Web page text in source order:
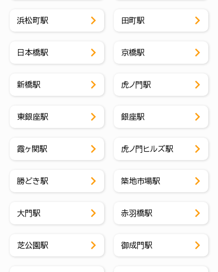
浜松町駅 田町駅
日本橋駅 京橋駅
新橋駅 虎ノ門駅
東銀座駅 銀座駅
霞ヶ関駅 虎ノ門ヒルズ駅
勝どき駅 築地市場駅
大門駅 赤羽橋駅
芝公園駅 御成門駅